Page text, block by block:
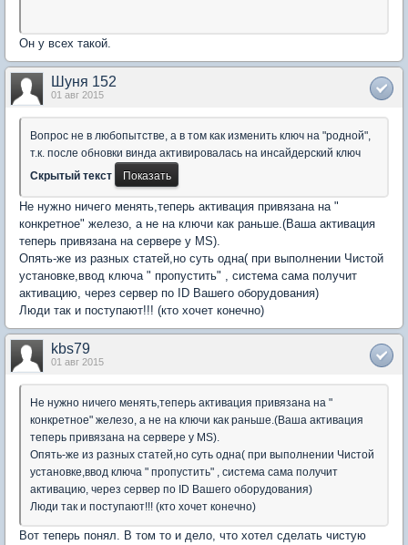
Он у всех такой.
Шуня 152
01 авг 2015
Вопрос не в любопытстве, а в том как изменить ключ на "родной",
т.к. после обновки винда активировалась на инсайдерский ключ
Скрытый текст
Не нужно ничего менять,теперь активация привязана на "
конкретное" железо, а не на ключи как раньше.(Ваша активация
теперь привязана на сервере у MS).
Опять-же из разных статей,но суть одна( при выполнении Чистой
установке,ввод ключа " пропустить" , система сама получит
активацию, через сервер по ID Вашего оборудования)
Люди так и поступают!!! (кто хочет конечно)
kbs79
01 авг 2015
Не нужно ничего менять,теперь активация привязана на "
конкретное" железо, а не на ключи как раньше.(Ваша активация
теперь привязана на сервере у MS).
Опять-же из разных статей,но суть одна( при выполнении Чистой
установке,ввод ключа " пропустить" , система сама получит
активацию, через сервер по ID Вашего оборудования)
Люди так и поступают!!! (кто хочет конечно)
Вот теперь понял. В том то и дело, что хотел сделать чистую